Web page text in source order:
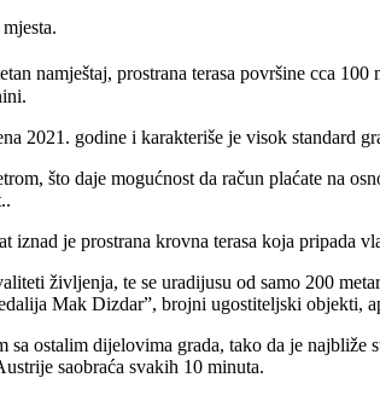
namještaj, prostrana terasa površine cca 100
2021. godine i karakteriše je visok standard
što daje mogućnost da račun plaćate na
iznad je prostrana krovna terasa koja
življenja, te se uradijusu od samo 200
Mak Dizdar”, brojni ugostiteljski objekti,
ostalim dijelovima grada, tako da je
saobraća svakih 10 minuta.